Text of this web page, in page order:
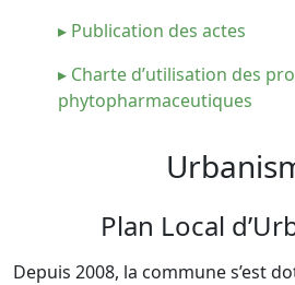
▸ Publication des actes
▸ Charte d’utilisation des
phytopharmaceutiques
Plan Local
Depuis 2008, la commune s’est